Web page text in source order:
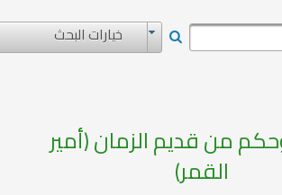
خيارات البحث
من قديم الزمان (أمير
القمر)